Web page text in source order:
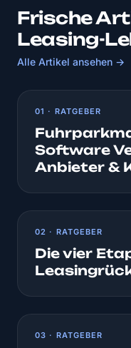
Frische
Leasing-
Alle Artikel ansehen →
01 · RATGEBER
Software
Anbieter &
02 · RATGEBER
Die vier
03 · RATGEBER